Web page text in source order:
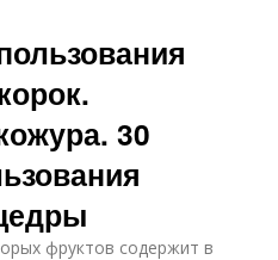
30
фруктов содержит в